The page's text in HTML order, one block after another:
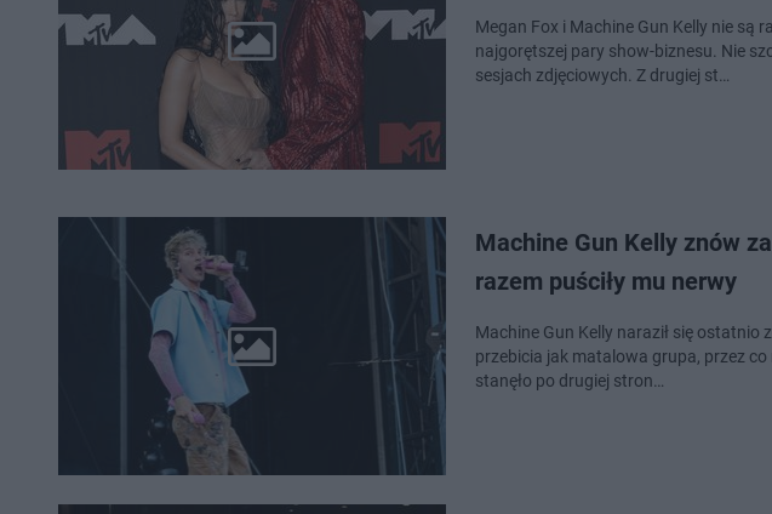
Megan Fox i Machine Gun Kelly nie są
najgorętszej pary show-biznesu. Nie
sesjach zdjęciowych. Z drugiej st…
Machine Gun Kelly znów
razem puściły mu nerwy
Machine Gun Kelly naraził się ostatnio
przebicia jak matalowa grupa, przez
stanęło po drugiej stron…